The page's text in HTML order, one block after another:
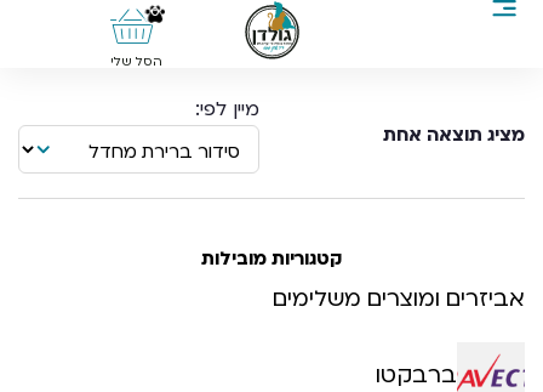
0
הסל שלי
מציג תוצאה אחת
קטגוריות מובילות
אביזרים ומוצרים משלימים
ברבקטו